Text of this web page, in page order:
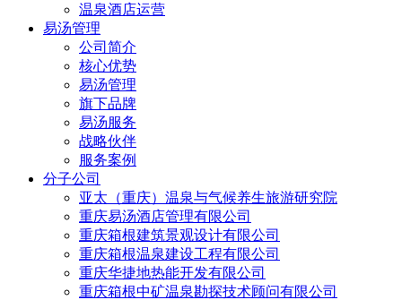
温泉酒店运营
易汤管理
公司简介
核心优势
易汤管理
旗下品牌
易汤服务
战略伙伴
服务案例
分子公司
亚太（重庆）温泉与气候养生旅游研究院
重庆易汤酒店管理有限公司
重庆箱根建筑景观设计有限公司
重庆箱根温泉建设工程有限公司
重庆华捷地热能开发有限公司
重庆箱根中矿温泉勘探技术顾问有限公司